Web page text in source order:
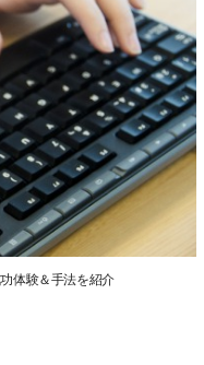
体験＆手法を紹介